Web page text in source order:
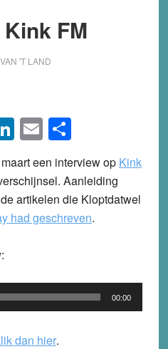
FM
'T LAND
LinkedIn
EmailShare
een interview op Kink
Aanleiding
artikelen die Kloptdatwel
had geschreven.
00:00
dan hier.